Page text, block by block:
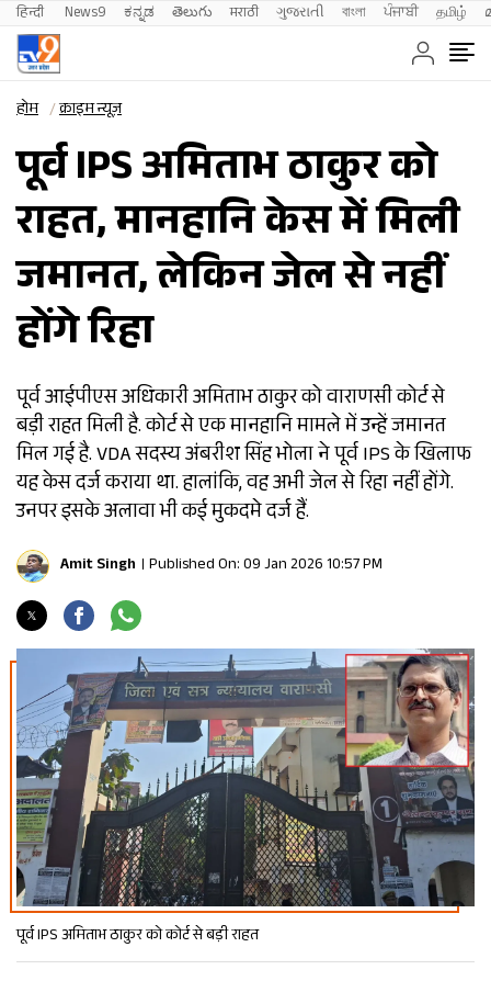
हिन्दी News9 ಕನ್ನಡ తెలుగు मराठी ગુજરાતી বাংলা ਪੰਜਾਬੀ தமிழ்
होम क्राइम न्यूज़
पूर्व IPS अमिताभ ठाकुर को
राहत, मानहानि केस में मिली
जमानत, लेकिन जेल से नहीं
होंगे रिहा
पूर्व आईपीएस अधिकारी अमिताभ ठाकुर को वाराणसी कोर्ट से
बड़ी राहत मिली है. कोर्ट से एक मानहानि मामले में उन्हें जमानत
मिल गई है. VDA सदस्य अंबरीश सिंह भोला ने पूर्व IPS के खिलाफ
यह केस दर्ज कराया था. हालांकि, वह अभी जेल से रिहा नहीं होंगे.
उनपर इसके अलावा भी कई मुकदमे दर्ज हैं.
Amit Singh Published On: 09 Jan 2026 10:57 PM
पूर्व IPS अमिताभ ठाकुर को कोर्ट से बड़ी राहत